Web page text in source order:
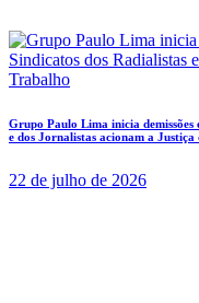
Grupo Paulo Lima inicia
e dos Jornalistas acionam a Justiça
22 de julho de 2026